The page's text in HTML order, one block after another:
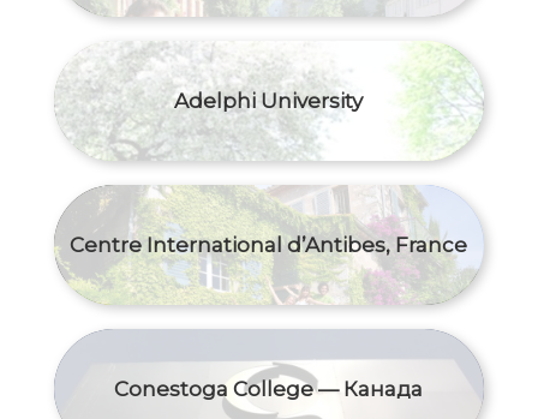
Adelphi University
Centre International d’Antibes, France
Conestoga College — Канада